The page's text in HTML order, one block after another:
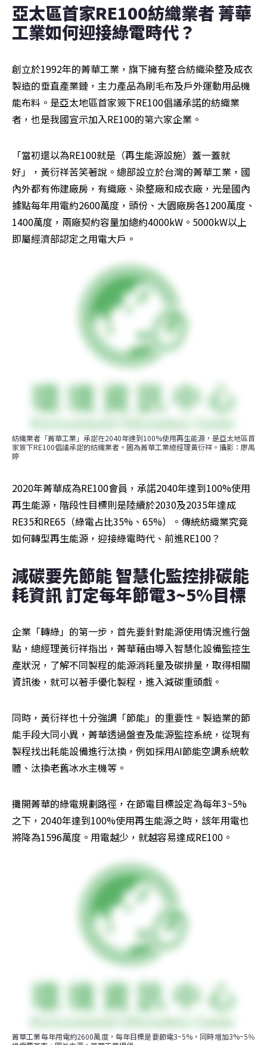
亞太區首家RE100紡織業者 菁華
工業如何迎接綠電時代？
創立於1992年的菁華工業，旗下擁有整合紡織染整及成衣
製造的垂直產業鏈，主力產品為刷毛布及戶外運動用品機
能布料。是亞太地區首家簽下RE100倡議承諾的紡織業
者，也是我國宣示加入RE100的第六家企業。
「當初還以為RE100就是（再生能源設施）蓋一蓋就
好」，黃衍祥苦笑著說。總部設立於台灣的菁華工業，國
內外都有佈建廠房，有織廠、染整廠和成衣廠，光是國內
據點每年用電約2600萬度，頭份、大園廠房各1200萬度、
1400萬度，兩廠契約容量加總約4000kW。5000kW以上
即屬經濟部認定之用電大戶。
紡織業者「菁華工業」承諾在2040年達到100%使用再生能源，是亞太地區首
家簽下RE100倡議承諾的紡織業者。圖為菁華工業總經理黃衍祥。攝影：廖禹
婷
2020年菁華成為RE100會員，承諾2040年達到100%使用
再生能源，階段性目標則是陸續於2030及2035年達成
RE35和RE65（綠電占比35%、65%）。傳統紡織業究竟
如何轉型再生能源，迎接綠電時代、前進RE100？
減碳要先節能 智慧化監控排碳能
耗資訊 訂定每年節電3~5%目標
企業「轉綠」的第一步，首先要針對能源使用情況進行盤
點，總經理黃衍祥指出，菁華藉由導入智慧化設備監控生
產狀況，了解不同製程的能源消耗量及碳排量，取得相關
資訊後，就可以著手優化製程，進入減碳重頭戲。
同時，黃衍祥也十分強調「節能」的重要性。製造業的節
能手段大同小異，菁華透過盤查及能源監控系統，從現有
製程找出耗能設備進行汰換，例如採用AI節能空調系統軟
體、汰換老舊冰水主機等。
攤開菁華的綠電規劃路徑，在節電目標設定為每年3~5%
之下，2040年達到100%使用再生能源之時，該年用電也
將降為1596萬度。用電越少，就越容易達成RE100。
菁華工業每年用電約2600萬度，每年目標是要節電3~5%，同時增加3%~5％